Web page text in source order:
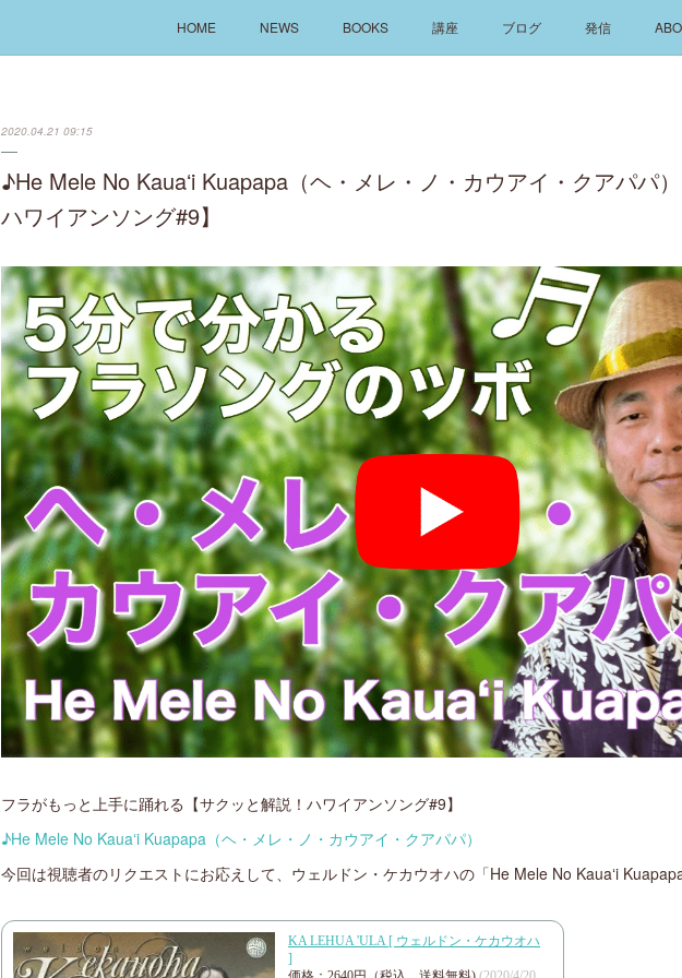
HOME NEWS BOOKS 講座 ブログ 発信
2020.04.21 09:15
♪He Mele No Kauaʻi Kuapapa（ヘ・メレ・ノ・カウアイ・クアパパ
ハワイアンソング#9】
フラがもっと上手に踊れる【サクッと解説！ハワイアンソング#9】
♪He Mele No Kauaʻi Kuapapa（ヘ・メレ・ノ・カウアイ・クアパパ）
今回は視聴者のリクエストにお応えして、ウェルドン・ケカウオハの「He Mele No Kauaʻi